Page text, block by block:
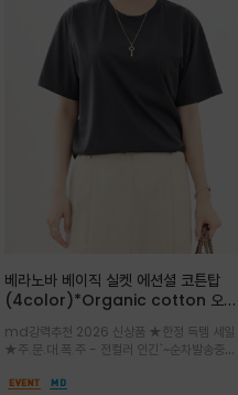
베라노바 베이직 실켓 에션셜 코튼탑
(4color)*Organic cotton 오가
로 실켓 베이직 코튼으로 은은한 광택과
매끄러운 터치감
md강력추천 2026 신상품 ★한정 득템 세일
★주.문.대.폭.주 - 전컬러 인긴`~순차발송중
떨어지는 핏으로, 단독 착용 시에도 꾸안꾸(꾸민